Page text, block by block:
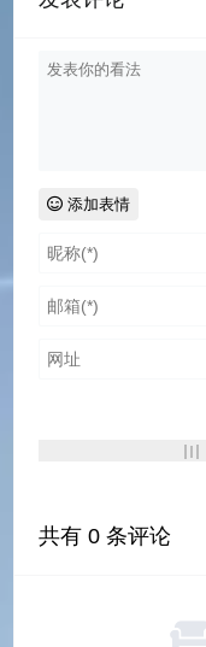
添加表情
共有0 条评论